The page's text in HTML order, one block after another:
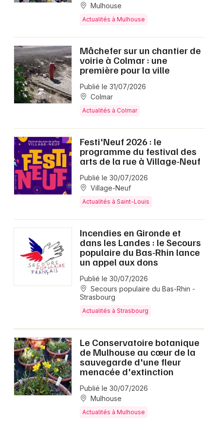
Mulhouse
Actualités à Mulhouse
Mâchefer sur un chantier de
voirie à Colmar : une
première pour la ville
Publié le 31/07/2026
Colmar
Actualités à Colmar
Festi'Neuf 2026 : le
programme du festival des
arts de la rue à Village-Neuf
Publié le 30/07/2026
Village-Neuf
Actualités à Saint-Louis
Incendies en Gironde et
dans les Landes : le Secours
populaire du Bas-Rhin lance
un appel aux dons
Publié le 30/07/2026
Secours populaire du Bas-Rhin -
Strasbourg
Actualités à Strasbourg
Le Conservatoire botanique
de Mulhouse au cœur de la
sauvegarde d'une fleur
menacée d'extinction
Publié le 30/07/2026
Mulhouse
Actualités à Mulhouse